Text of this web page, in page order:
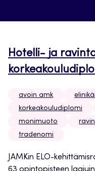
Hotelli- ja
avoin amk
korkeakouludiplomi
monimuoto
tradenomi
JAMKin ELO-